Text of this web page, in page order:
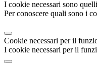
I cookie necessari sono
Per conoscere quali sono i
Cookie necessari per il
I cookie necessari per il